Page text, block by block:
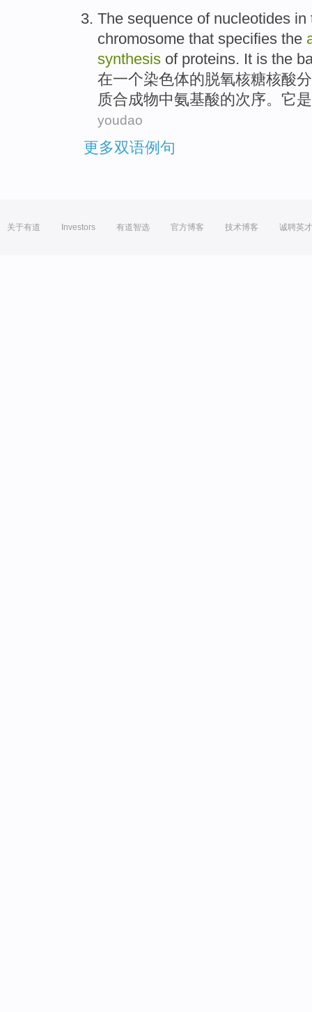
The sequence of nucleotides in
chromosome that specifies the
synthesis of proteins. It is the
在一个染色体的脱氧核糖核酸
质合成物中氨基酸的次序。 它是
youdao
更多双语例句
关于有道 Investors 有道智选 官方博客 技术博客 诚聘英才